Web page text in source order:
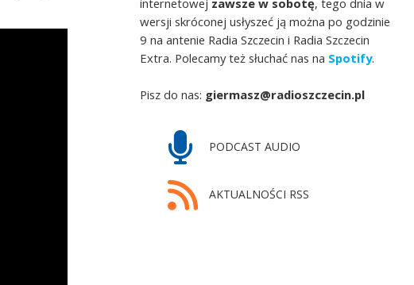
wersji skróconej usłyszeć ją można po godzinie
9 na antenie Radia Szczecin i Radia Szczecin
Extra. Polecamy też słuchać nas na Spotify.
Pisz do nas: giermasz@radioszczecin.pl
PODCAST AUDIO
AKTUALNOŚCI RSS